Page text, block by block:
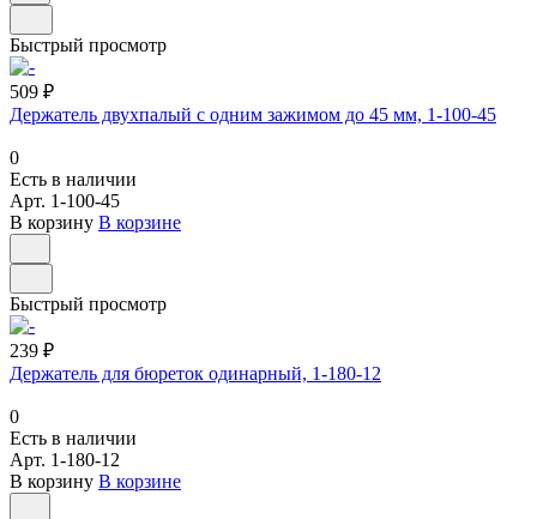
Быстрый просмотр
509 ₽
Держатель двухпалый с одним зажимом до 45 мм, 1-100-45
0
Есть в наличии
Арт. 1-100-45
В корзину В корзине
Быстрый просмотр
239 ₽
Держатель для бюреток одинарный, 1-180-12
0
Есть в наличии
Арт. 1-180-12
В корзину В корзине